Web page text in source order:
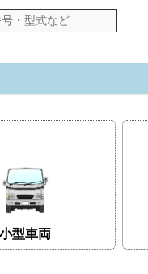
小型車両